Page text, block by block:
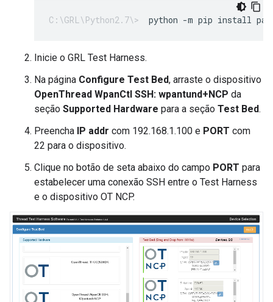
python -m pip install
Inicie o GRL Test Harness.
Na página Configure Test Bed, arraste o dispositivo
OpenThread WpanCtl SSH: wpantund+NCP da
seção Supported Hardware para a seção Test Bed.
Preencha IP addr com 192.168.1.100 e PORT com
22 para o dispositivo.
Clique no botão de seta abaixo do campo PORT para
estabelecer uma conexão SSH entre o Test Harness
e o dispositivo OT NCP.